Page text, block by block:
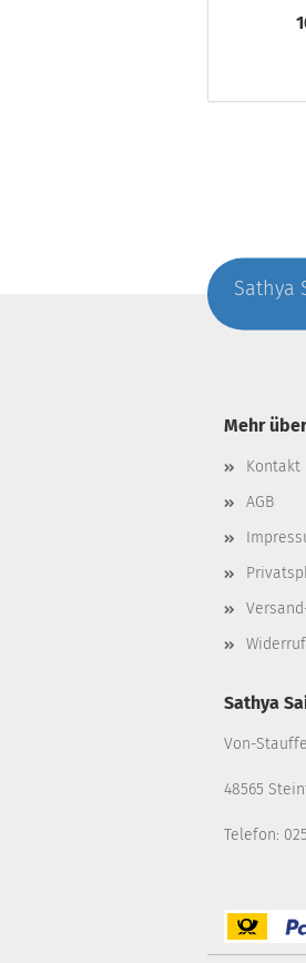
Sathya
Mehr
Kontakt
AGB
Sathya
Von-
48565
Telefon: